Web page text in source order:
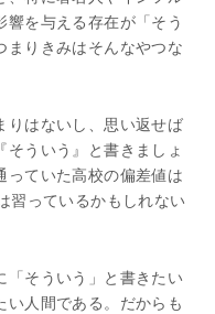
を与える存在が「そう
まりきみはそんなやつな
りはないし、思い返せば
ういう』と書きましょ
っていた高校の偏差値は
習っているかもしれない
「そういう」と書きたい
い人間である。だからも